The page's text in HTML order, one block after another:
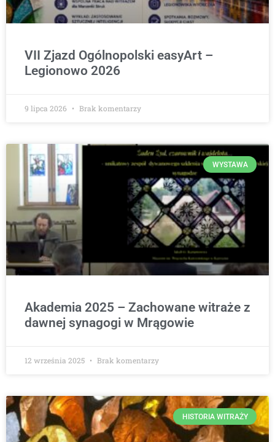
VII Zjazd Ogólnopolski easyArt –
Legionowo 2026
9 lipca 2026 Brak komentarzy
WYSTAWA
Akademia 2025 – Zachowane witraże z
dawnej synagogi w Mrągowie
12 września 2025 Brak komentarzy
HISTORIA WITRAŻY